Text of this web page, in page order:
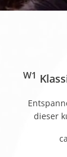
W1
dieser